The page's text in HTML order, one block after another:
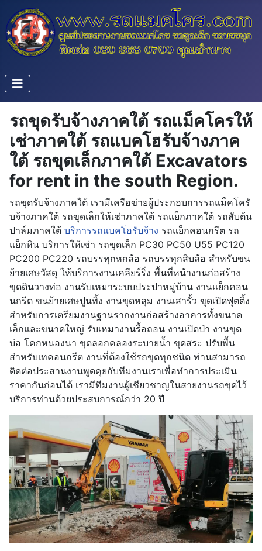
รถขุดรับจ้างภาคใต้ รถแม็คโครให้
เช่าภาคใต้ รถแบคโฮรับจ้างภาค
ใต้ รถขุดเล็กภาคใต้ Excavators
for rent in the south Region.
รถขุดรับจ้างภาคใต้ เรามีเครือข่ายผู้ประกอบการรถแม็คโครั
บจ้างภาคใต้ รถขุดเล็กให้เช่าภาคใต้ รถแย็กภาคใต้ รถสับต้น
ปาล์มภาคใต้ บริการรถแบคโฮรับจ้าง รถแย็กคอนกรีต รถ
แย็กหิน บริการให้เช่า รถขุดเล็ก PC30 PC50 U55 PC120
PC200 PC220 รถบรรทุกหกล้อ รถบรรทุกสิบล้อ สำหรับขน
ย้ายเศษวัสดุ ให้บริการงานเคลียร์ริ่ง พื้นที่หน้างานก่อสร้าง
ขุดดินวางท่อ งานรับเหมาระบบประปาหมู่บ้าน งานแย็กคอน
นกรีต ขนย้ายเศษปูนทิ้ง งานขุดหลุม งานเสารั้ว ขุดเปิดฟุตติ้ง
สำหรับการเตรียมงานฐานรากงานก่อสร้างอาคารทั้งขนาด
เล็กและขนาดใหญ่ รับเหมางานรื้อถอน งานเปิดป่า งานขุด
บ่อ โคกหนองนา ขุดลอกคลองระบายน้ำ ขุดสระ ปรับพื้น
สำหรับเทคอนกรีต งานที่ต้องใช้รถขุดทุกชนิด ท่านสามารถ
ติดต่อประสานงานพูดคุยกับทีมงานเราเพื่อทำการประเมิน
ราคากันก่อนได้ เรามีทีมงานผู้เชียวชาญในสายงานรถขุดไว้
บริการท่านด้วยประสบการณ์กว่า 20 ปี